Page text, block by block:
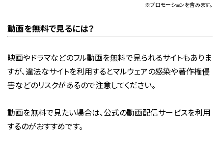
※プロモーションを含みます。
動画を無料で見るには？
映画やドラマなどのフル動画を無料で見られるサイトもありま
すが、違法なサイトを利用するとマルウェアの感染や著作権侵
害などのリスクがあるので注意してください。
動画を無料で見たい場合は、公式の動画配信サービスを利用
するのがおすすめです。